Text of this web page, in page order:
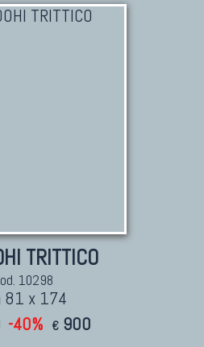
TRITTICO
10298
81 x 174
-40% € 900